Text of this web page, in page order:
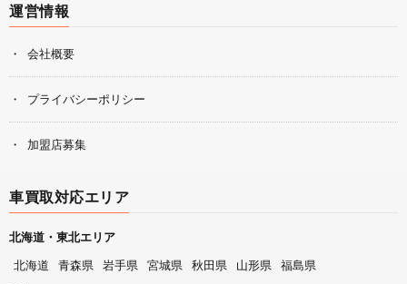
運営情報
会社概要
プライバシーポリシー
加盟店募集
車買取対応エリア
北海道・東北エリア
北海道
青森県 岩手県 宮城県 秋田県 山形県
福島県